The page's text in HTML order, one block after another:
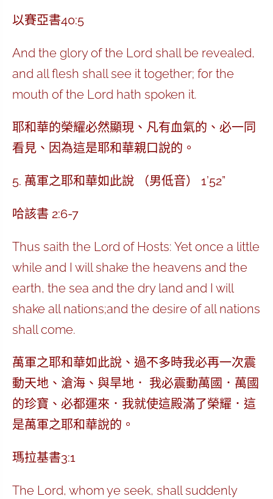
以賽亞書40:5
And the glory of the Lord shall be revealed,
and all flesh shall see it together; for the
mouth of the Lord hath spoken it.
耶和華的榮耀必然顯現、凡有血氣的、必一同
看見、因為這是耶和華親口說的。
5. 萬軍之耶和華如此說 （男低音） 1’52”
哈該書 2:6-7
Thus saith the Lord of Hosts: Yet once a little
while and I will shake the heavens and the
earth, the sea and the dry land and I will
shake all nations;and the desire of all nations
shall come.
萬軍之耶和華如此說、過不多時我必再一次震
動天地、滄海、與旱地． 我必震動萬國．萬國
的珍寶、必都運來．我就使這殿滿了榮耀．這
是萬軍之耶和華說的。
瑪拉基書3:1
The Lord, whom ye seek, shall suddenly